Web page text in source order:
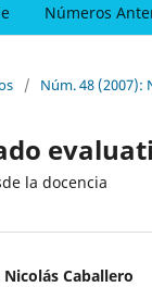
Números
/ Núm. 48 (2007):
la docencia
Caballero